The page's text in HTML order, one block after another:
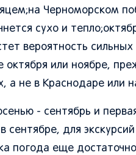
Черноморском
сухо и
вероятность
или ноябре,
а не в Краснодаре или
- сентябрь и
для
погода еще